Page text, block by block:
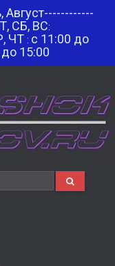
СБ, ВС:
ЧТ : с 11:00 до
15:00